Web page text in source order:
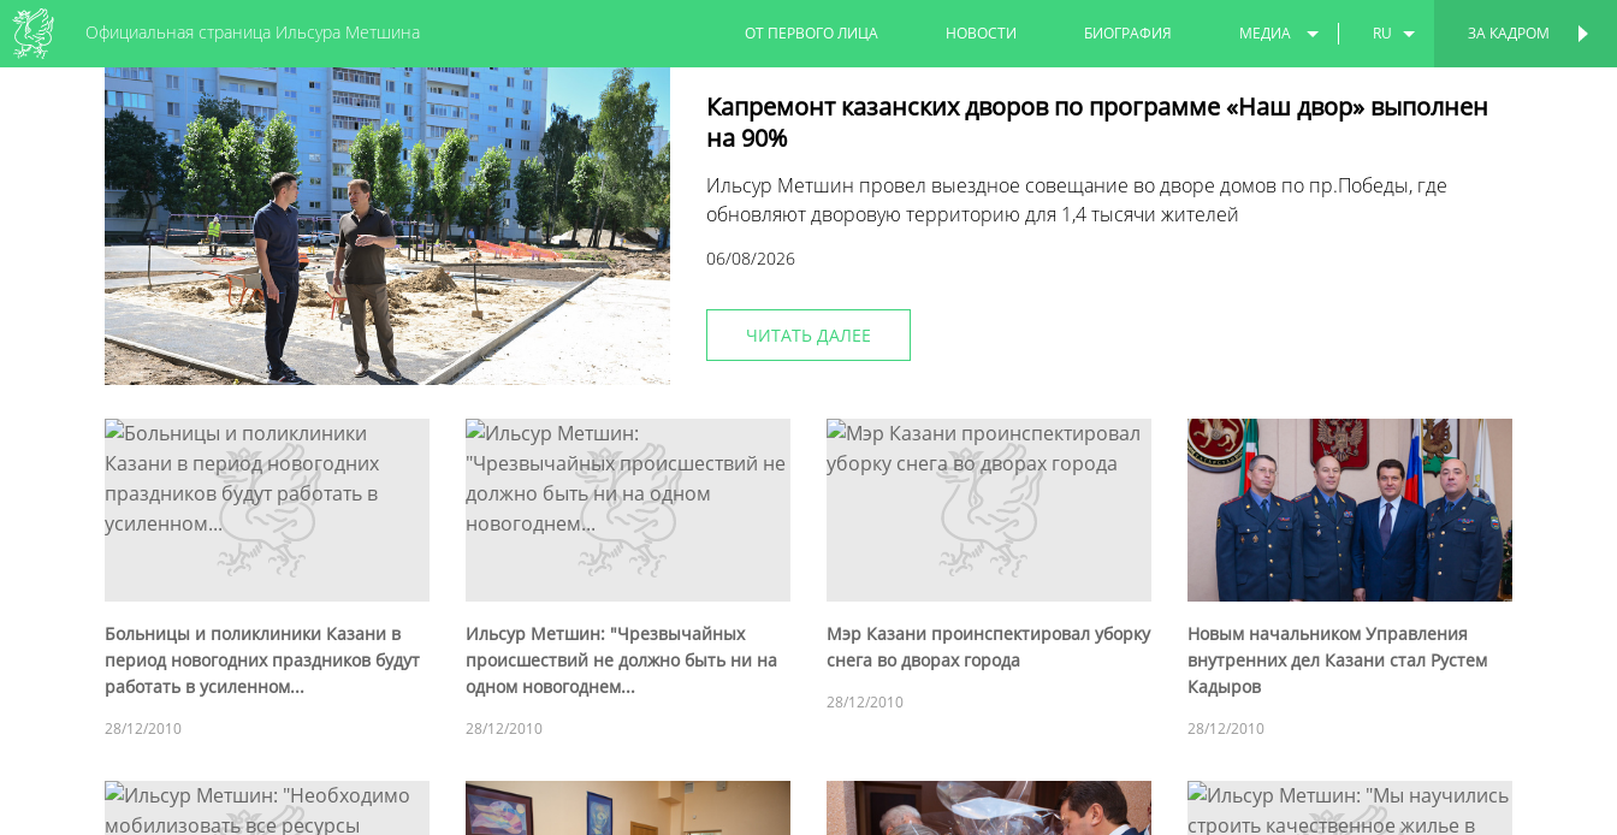
Официальная страница Ильсура Метшина ЗА КАДРОМ
ОТ ПЕРВОГО ЛИЦА НОВОСТИ БИОГРАФИЯ МЕДИА
ФОТО
RU
EN
Капремонт казанских дворов по программе «Наш двор» выполнен
на 90%
Ильсур Метшин провел выездное совещание во дворе домов по пр.Победы, где
обновляют дворовую территорию для 1,4 тысячи жителей
06/08/2026
ЧИТАТЬ ДАЛЕЕ
Больницы и поликлиники Казани в
период новогодних праздников будут
работать в усиленном...
28/12/2010
Ильсур Метшин: "Чрезвычайных
происшествий не должно быть ни на
одном новогоднем...
28/12/2010
Мэр Казани проинспектировал уборку
снега во дворах города
28/12/2010
Новым начальником Управления
внутренних дел Казани стал Рустем
Кадыров
28/12/2010
ПЕРСОНАЛЬНАЯ